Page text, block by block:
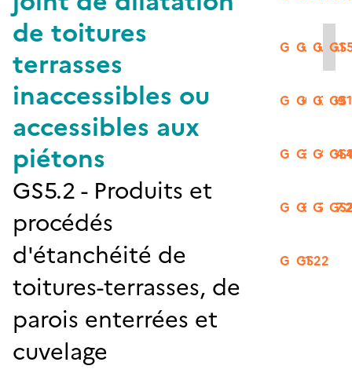
de toitures
terrasses
inaccessibles ou
accessibles aux
piétons
GS5.2 - Produits et
procédés
d'étanchéité de
toitures-terrasses, de
parois enterrées et
cuvelage
GS3.2GS3.3
GS5.1
GS06GS07GS09
GS13GS14.2
GS16GS17.1GS17.2
GS21GS22